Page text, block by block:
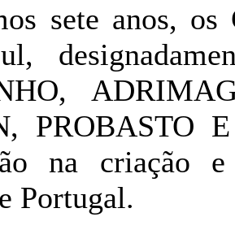
sete anos,
PROBASTO
na criação
Portugal.